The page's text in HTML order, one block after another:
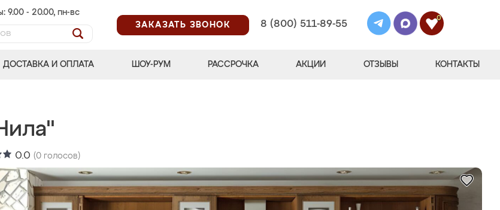
9.00 - 20.00, пн-вс
ЗАКАЗАТЬ ЗВОНОК
8 (800) 511-89-55
0
ДОСТАВКА И ОПЛАТА ШОУ-РУМ РАССРОЧКА АКЦИИ ОТЗЫВЫ КОНТАКТЫ
0.0 (0 голосов)